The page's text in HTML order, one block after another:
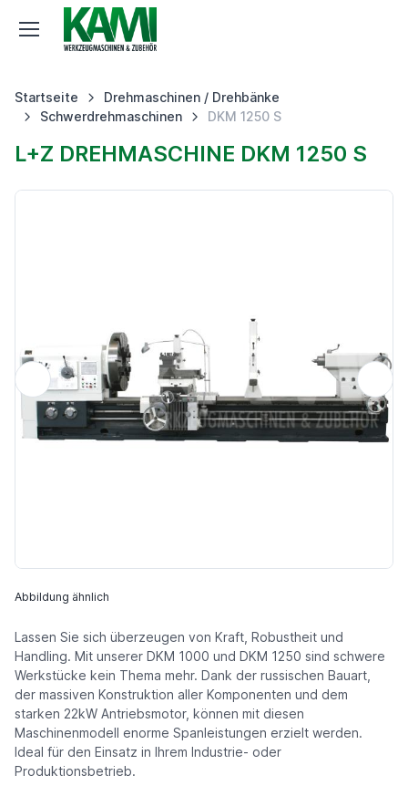
Startseite
Drehmaschinen / Drehbänke
Schwerdrehmaschinen
DKM 1250 S
L+Z DREHMASCHINE DKM 1250 S
Abbildung ähnlich
Lassen Sie sich überzeugen von Kraft, Robustheit und
Handling. Mit unserer DKM 1000 und DKM 1250 sind schwere
Werkstücke kein Thema mehr. Dank der russischen Bauart,
der massiven Konstruktion aller Komponenten und dem
starken 22kW Antriebsmotor, können mit diesen
Maschinenmodell enorme Spanleistungen erzielt werden.
Ideal für den Einsatz in Ihrem Industrie- oder
Produktionsbetrieb.